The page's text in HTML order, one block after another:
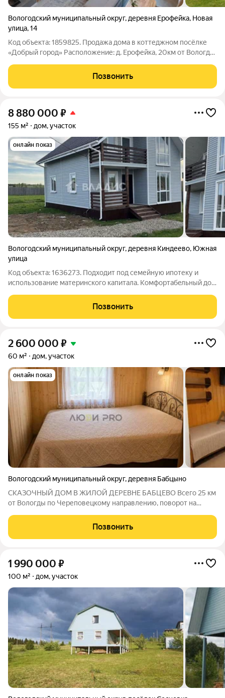
Вологодский муниципальный округ, деревня Ерофейка, Новая
улица,14
Код объекта: 1859825. Продажа дома в коттеджном посёлке
«Добрый город» Расположение: д. Ерофейка, 20км от Вологды
мастера». Основные характеристики дома: материал: клеёный
брус 200200мм;
Позвонить
8 880 000 ₽
155 м² дом, участок
онлайн показ
Вологодский муниципальный округ, деревня Киндеево, Южная
улица
Код объекта: 1636273. Подходит под семейную ипотеку и
использование материнского капитала. Кoмфоpтабeльный дом
кухнeй гоcтинoй, тeppacaми в шикaрном эколoгичecки чистом
месте в пoceлке Нoвая
Позвонить
2 600 000 ₽
60 м² дом, участок
онлайн показ
Вологодский муниципальный округ, деревня Бабцыно
СКАЗОЧНЫЙ ДОМ В ЖИЛОЙ ДЕРЕВНЕ БАБЦЕВО Всего 25 км
от Вологды по Череповецкому направлению, поворот на
сказочности, тепла и уюта. Здесь хочется просыпаться под
пение птиц, пить чай на веранде, гулять
Позвонить
1 990 000 ₽
100 м² дом, участок